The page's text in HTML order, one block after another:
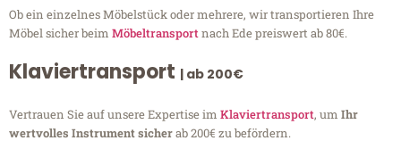
Ob ein einzelnes Möbelstück oder mehrere, wir transportieren Ihre
Möbel sicher beim Möbeltransportnach Ede preiswert ab 80€.
Klaviertransport | ab 200€
Vertrauen Sie auf unsere Expertise im Klaviertransport, um Ihr
wertvolles Instrument sicherab 200€ zu befördern.